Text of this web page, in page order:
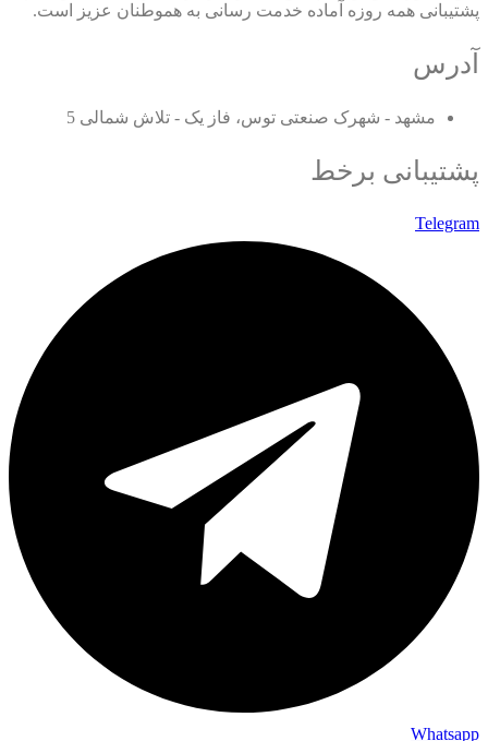
پشتیبانی همه روزه آماده خدمت رسانی به هموطنان عزیز است.
آدرس
مشهد - شهرک صنعتی توس، فاز یک - تلاش شمالی 5
پشتیبانی برخط
Telegram
Whatsapp